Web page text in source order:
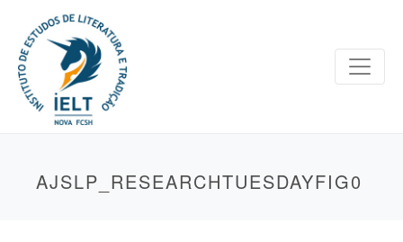
AJSLP_RESEARCHTUESDAYFIG0